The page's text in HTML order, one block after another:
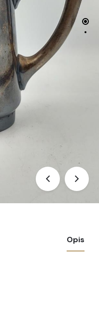
Opis
Frank Silber”